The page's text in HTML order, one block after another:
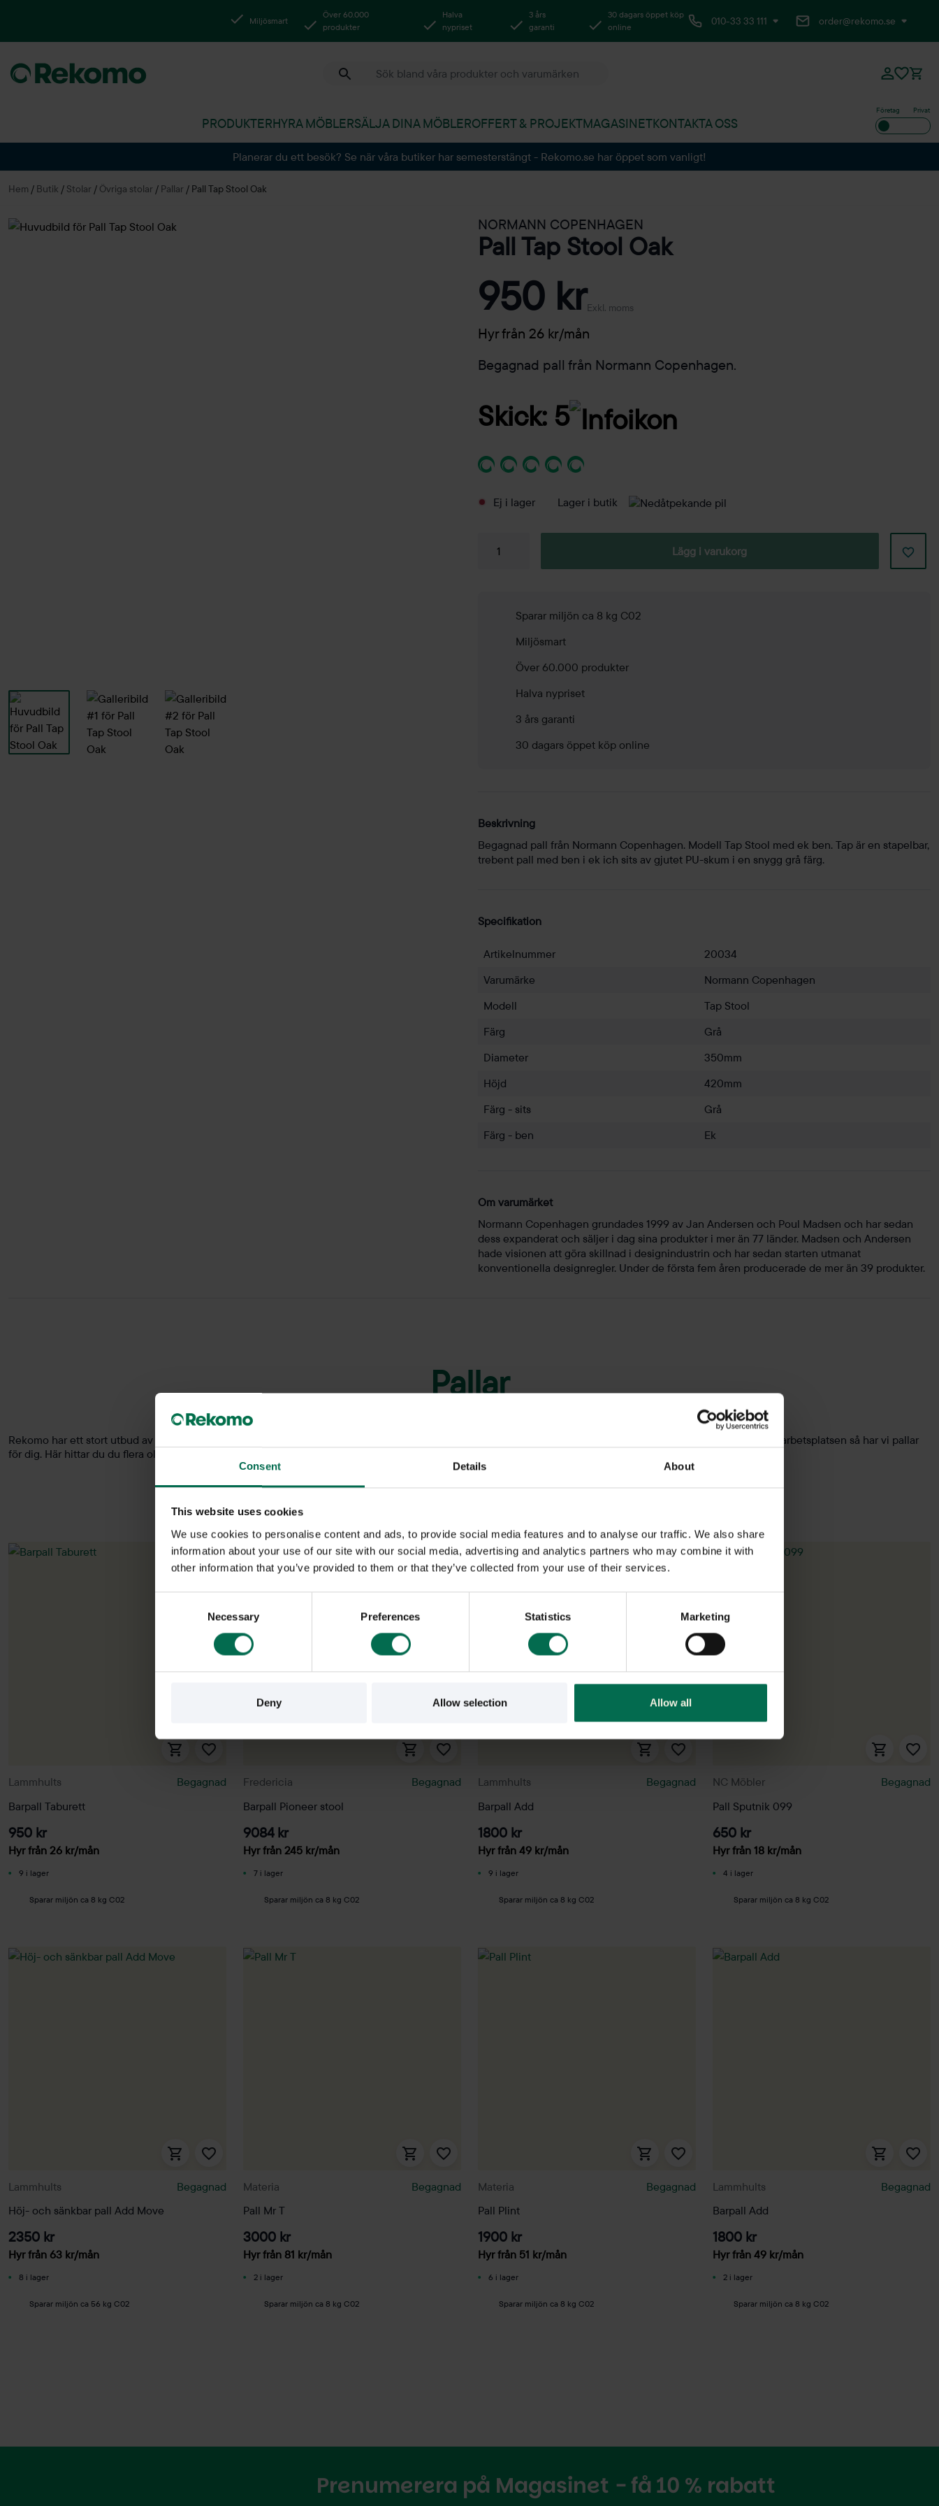
Consent Details About
This website uses cookies
We use cookies to personalise content and ads, to provide social media features and to analyse our traffic. We also share
information about your use of our site with our social media, advertising and analytics partners who may combine it with
other information that you’ve provided to them or that they’ve collected from your use of their services.
Necessary Preferences Statistics Marketing
Deny Allow selection Allow all
Miljösmart
Över 60.000
produkter
Halva
nypriset
3 års
garanti
30 dagars öppet köp
online
010-33 33 111 order@rekomo.se
PRODUKTERHYRA MÖBLERSÄLJA DINA MÖBLEROFFERT & PROJEKTMAGASINETKONTAKTA OSS
Företag Privat
Planerar du ett besök? Se när våra butiker har semesterstängt - Rekomo.se har öppet som vanligt!
Hem / Butik / Stolar / Övriga stolar / Pallar / Pall Tap Stool Oak
NORMANN COPENHAGEN
Pall Tap Stool Oak
950 krExkl. moms
Hyr från 26 kr/mån
Begagnad pall från Normann Copenhagen.
Skick: 5
Ej i lager Lager i butik
Lägg i varukorg
Sparar miljön ca 8 kg C02
Miljösmart
Över 60.000 produkter
Halva nypriset
3 års garanti
30 dagars öppet köp online
Beskrivning
Begagnad pall från Normann Copenhagen. Modell Tap Stool med ek ben. Tap är en stapelbar,
trebent pall med ben i ek ich sits av gjutet PU-skum i en snygg grå färg.
Specifikation
Artikelnummer
20034
Varumärke
Normann Copenhagen
Modell
Tap Stool
Färg
Grå
Diameter
350mm
Höjd
420mm
Färg - sits
Grå
Färg - ben
Ek
Om varumärket
Normann Copenhagen grundades 1999 av Jan Andersen och Poul Madsen och har sedan
dess expanderat och säljer i dag sina produkter i mer än 77 länder. Madsen och Andersen
hade visionen att göra skillnad i designindustrin och har sedan starten utmanat
konventionella designregler. Under de första fem åren producerade de mer än 39 produkter.
Pallar
Rekomo har ett stort utbud av begagnade och nya pallar. En pall kan ha en mängd olika användningsområden. Oavsett om du söker en pall till hemmet eller till arbetsplatsen så har vi pallar
för dig. Här hittar du du flera olika modeller och färger från kända varumärken som Materia, Horreds, Offecct, HAY med fler.
Lammhults
Begagnad
Barpall Taburett
950 kr
Hyr från 26 kr/mån
9 i lager
Sparar miljön ca 8 kg C02
Fredericia
Begagnad
Barpall Pioneer stool
9084 kr
Hyr från 245 kr/mån
7 i lager
Sparar miljön ca 8 kg C02
Lammhults
Begagnad
Barpall Add
1800 kr
Hyr från 49 kr/mån
9 i lager
Sparar miljön ca 8 kg C02
NC Möbler
Begagnad
Pall Sputnik 099
650 kr
Hyr från 18 kr/mån
4 i lager
Sparar miljön ca 8 kg C02
Lammhults
Begagnad
Höj- och sänkbar pall Add Move
2350 kr
Hyr från 63 kr/mån
8 i lager
Sparar miljön ca 56 kg C02
Materia
Begagnad
Pall Mr T
3000 kr
Hyr från 81 kr/mån
2 i lager
Sparar miljön ca 8 kg C02
Materia
Begagnad
Pall Plint
1900 kr
Hyr från 51 kr/mån
6 i lager
Sparar miljön ca 8 kg C02
Lammhults
Begagnad
Barpall Add
1800 kr
Hyr från 49 kr/mån
2 i lager
Sparar miljön ca 8 kg C02
Prenumerera på Magasinet - få 10 % rabatt